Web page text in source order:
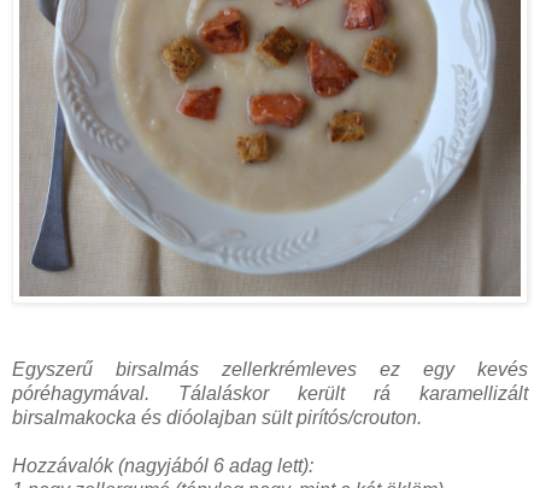
Egyszerű birsalmás zellerkrémleves ez egy kevés
póréhagymával. Tálaláskor került rá karamellizált
birsalmakocka és dióolajban sült pirítós/crouton.
Hozzávalók (nagyjából 6 adag lett):